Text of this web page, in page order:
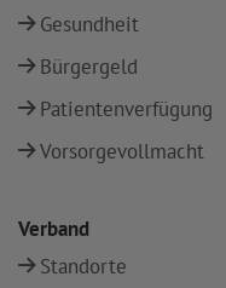
Gesundheit
Bürgergeld
Patientenverfügung
Vorsorgevollmacht
Verband
Standorte